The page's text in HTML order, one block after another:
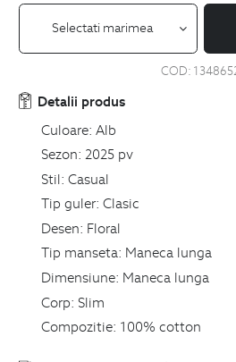
Selectati marimea
COD:
Detalii produs
Culoare: Alb
Sezon: 2025 pv
Stil: Casual
Tip guler: Clasic
Desen: Floral
Tip manseta: Maneca lunga
Dimensiune: Maneca lunga
Corp: Slim
Compozitie: 100% cotton